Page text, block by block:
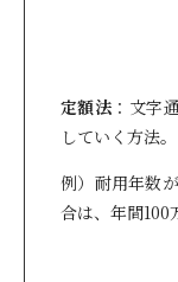
定額法 ：文字
していく方法。
例）耐用年数
合は、年間100